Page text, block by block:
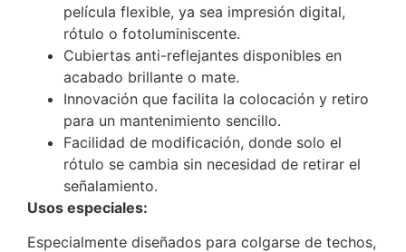
película flexible, ya sea impresión digital,
rótulo o fotoluminiscente.
Cubiertas anti-reflejantes disponibles en
acabado brillante o mate.
Innovación que facilita la colocación y retiro
para un mantenimiento sencillo.
Facilidad de modificación, donde solo el
rótulo se cambia sin necesidad de retirar el
señalamiento.
Usos especiales:
Especialmente diseñados para colgarse de techos,